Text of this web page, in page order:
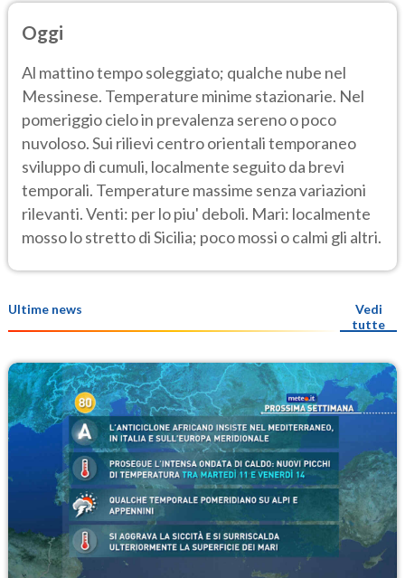
Oggi
Al mattino tempo soleggiato; qualche nube nel
Messinese. Temperature minime stazionarie. Nel
pomeriggio cielo in prevalenza sereno o poco
nuvoloso. Sui rilievi centro orientali temporaneo
sviluppo di cumuli, localmente seguito da brevi
temporali. Temperature massime senza variazioni
rilevanti. Venti: per lo piu' deboli. Mari: localmente
mosso lo stretto di Sicilia; poco mossi o calmi gli altri.
Ultime news
Vedi
tutte